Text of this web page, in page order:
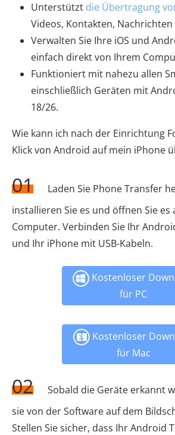
Unterstützt die Übertragung
Videos, Kontakten,
Verwalten Sie Ihre iOS und
einfach direkt von Ihrem
Funktioniert mit nahezu allen
einschließlich Geräten mit
18/26.
Wie kann ich nach der Einrichtung
Klick von Android auf mein iPhone
01
Laden Sie Phone Transfer
installieren Sie es und öffnen Sie es
Computer. Verbinden Sie Ihr
und Ihr iPhone mit USB-Kabeln.
Kostenloser
für PC
Kostenloser
für Mac
02
Sobald die Geräte erkannt
sie von der Software auf dem
Stellen Sie sicher, dass Ihr Android